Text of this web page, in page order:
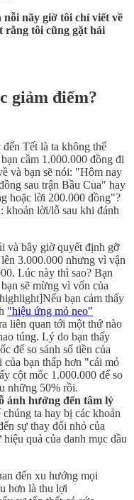
nãy giờ tôi chỉ viết về
rằng tôi cũng gặt hái
giảm điểm?
Tết là ta không thể
cầm 1.000.000 đồng đi
và bạn sẽ nói: "Hôm nay
sau trận Bầu Cua" hay
hoặc lời 200.000 đồng"?
khoản lời/lỗ sau khi đánh
và bây giờ quyết định gỡ
3.000.000 nhưng vì vận
Lúc này thì sao? Bạn
sẽ mừng vì vốn của
bạn cảm thấy
"hiệu ứng mỏ neo"
liên quan tới một thứ nào
túng. Lý do bạn thấy
để so sánh số tiền của
bạn thấp hơn "cái mỏ
cột mốc 1.000.000 để so
những 50% rồi.
ảnh hưởng đến tâm lý
ta hay bị các khoản
sự thay đổi nhỏ của
quả của danh mục đầu
đến xu hướng mọi
hơn là thu lợi